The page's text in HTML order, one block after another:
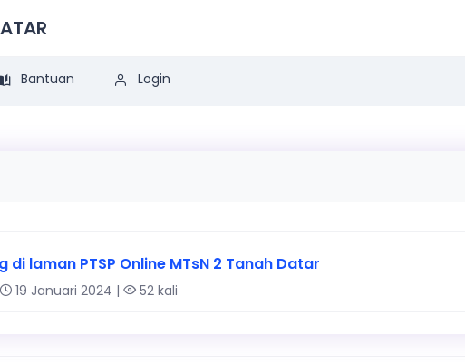
Bantuan Login
di laman PTSP Online MTsN 2 Tanah Datar
19 Januari 2024 | 52 kali